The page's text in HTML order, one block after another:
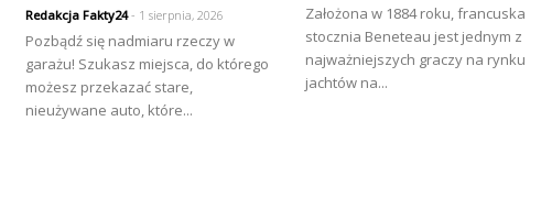
Redakcja Fakty24- 1 sierpnia, 2026
Pozbądź się nadmiaru rzeczy w
garażu! Szukasz miejsca, do którego
możesz przekazać stare,
nieużywane auto, które...
Założona w 1884 roku, francuska
stocznia Beneteau jest jednym z
najważniejszych graczy na rynku
jachtów na...